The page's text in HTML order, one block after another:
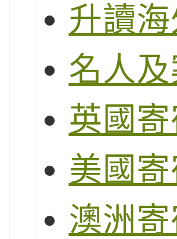
升讀
名人
英國
美國
澳洲